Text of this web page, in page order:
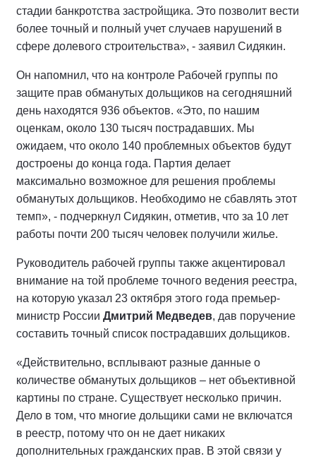
стадии банкротства застройщика. Это позволит вести
более точный и полный учет случаев нарушений в
сфере долевого строительства», - заявил Сидякин.
Он напомнил, что на контроле Рабочей группы по
защите прав обманутых дольщиков на сегодняшний
день находятся 936 объектов. «Это, по нашим
оценкам, около 130 тысяч пострадавших. Мы
ожидаем, что около 140 проблемных объектов будут
достроены до конца года. Партия делает
максимально возможное для решения проблемы
обманутых дольщиков. Необходимо не сбавлять этот
темп», - подчеркнул Сидякин, отметив, что за 10 лет
работы почти 200 тысяч человек получили жилье.
Руководитель рабочей группы также акцентировал
внимание на той проблеме точного ведения реестра,
на которую указал 23 октября этого года премьер-
министр России Дмитрий Медведев, дав поручение
составить точный список пострадавших дольщиков.
«Действительно, всплывают разные данные о
количестве обманутых дольщиков – нет объективной
картины по стране. Существует несколько причин.
Дело в том, что многие дольщики сами не включатся
в реестр, потому что он не дает никаких
дополнительных гражданских прав. В этой связи у